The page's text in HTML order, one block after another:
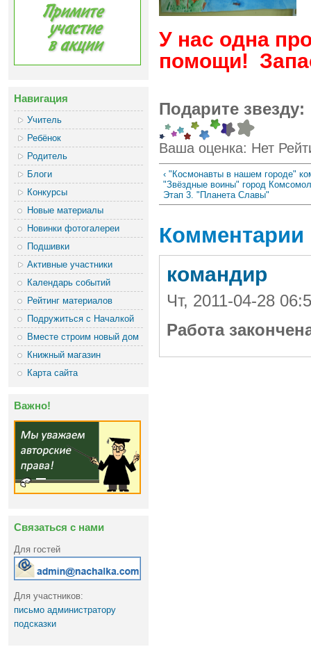
Навигация
Учитель
Ребёнок
Родитель
Блоги
Конкурсы
Новые материалы
Новинки фотогалереи
Подшивки
Активные участники
Календарь событий
Рейтинг материалов
Подружиться с Началкой
Вместе строим новый дом
Книжный магазин
Карта сайта
Важно!
Связаться с нами
Для гостей
Для участников:
письмо администратору
подсказки
У нас одна
помощи!
Подарите звезду:
Ваша оценка: Нет
‹ "Космонавты в нашем городе"
"Звёздные воины" город
Этап 3. "Планета Славы"
Комментарии
командир
Чт, 2011-04-28
Работа